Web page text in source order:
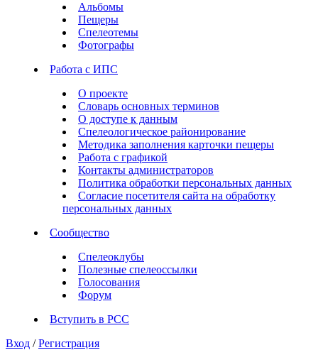
Альбомы
Пещеры
Спелеотемы
Фотографы
Работа с ИПС
О проекте
Словарь основных терминов
О доступе к данным
Спелеологическое районирование
Методика заполнения карточки пещеры
Работа с графикой
Контакты администраторов
Политика обработки персональных данных
Согласие посетителя сайта на обработку
персональных данных
Сообщество
Спелеоклубы
Полезные спелеоссылки
Голосования
Форум
Вступить в РСС
Вход / Регистрация